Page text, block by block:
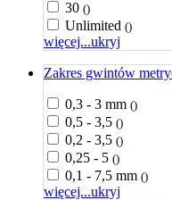
30 ()
Unlimited ()
więcej...ukryj
Zakres gwintów
0,3 - 3 mm ()
0,5 - 3,5 ()
0,2 - 3,5 ()
0,25 - 5 ()
0,1 - 7,5 mm ()
więcej...ukryj